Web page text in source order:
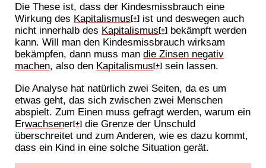
Die These ist, dass der Kindesmissbrauch eine
Wirkung des Kapitalismus[+] ist und deswegen auch
nicht innerhalb des Kapitalismus[+] bekämpft werden
kann. Will man den Kindesmissbrauch wirksam
bekämpfen, dann muss mandie Zinsen negativ
machen, also den Kapitalismus[+] sein lassen.
Die Analyse hat natürlich zwei Seiten, da es um
etwas geht, das sich zwischen zwei Menschen
abspielt. Zum Einen muss gefragt werden, warum ein
Erwachsener[+] die Grenze der Unschuld
überschreitet und zum Anderen, wie es dazu kommt,
dass ein Kind in eine solche Situation gerät.